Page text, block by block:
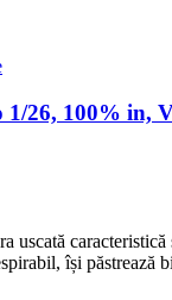
26, 100% in,
uscată
își păstrează